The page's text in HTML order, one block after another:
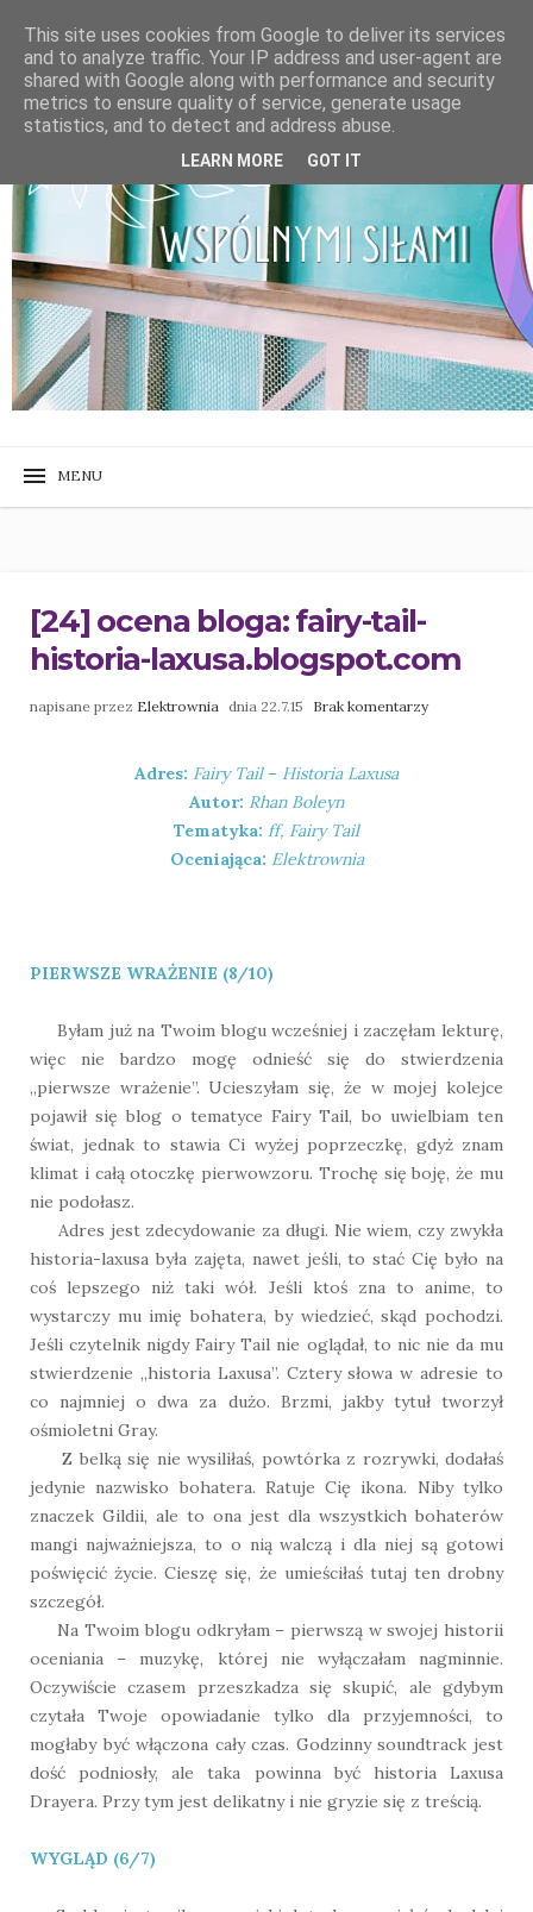
[24] ocena bloga: fairy-tail-
historia-laxusa.blogspot.com
napisane przez Elektrownia dnia 22.7.15 Brak komentarzy
Adres: Fairy Tail – Historia Laxusa
Autor: Rhan Boleyn
Tematyka: ff, Fairy Tail
Oceniająca: Elektrownia
PIERWSZE WRAŻENIE (8/10)
Byłam już na Twoim blogu wcześniej i zaczęłam lekturę,
więc nie bardzo mogę odnieść się do stwierdzenia
„pierwsze wrażenie”. Ucieszyłam się, że w mojej kolejce
pojawił się blog o tematyce Fairy Tail, bo uwielbiam ten
świat, jednak to stawia Ci wyżej poprzeczkę, gdyż znam
klimat i całą otoczkę pierwowzoru. Trochę się boję, że mu
nie podołasz.
Adres jest zdecydowanie za długi. Nie wiem, czy zwykła
historia-laxusa była zajęta, nawet jeśli, to stać Cię było na
coś lepszego niż taki wół. Jeśli ktoś zna to anime, to
wystarczy mu imię bohatera, by wiedzieć, skąd pochodzi.
Jeśli czytelnik nigdy Fairy Tail nie oglądał, to nic nie da mu
stwierdzenie „historia Laxusa”. Cztery słowa w adresie to
co najmniej o dwa za dużo. Brzmi, jakby tytuł tworzył
ośmioletni Gray.
Z belką się nie wysiliłaś, powtórka z rozrywki, dodałaś
jedynie nazwisko bohatera. Ratuje Cię ikona. Niby tylko
znaczek Gildii, ale to ona jest dla wszystkich bohaterów
mangi najważniejsza, to o nią walczą i dla niej są gotowi
poświęcić życie. Cieszę się, że umieściłaś tutaj ten drobny
szczegół.
Na Twoim blogu odkryłam – pierwszą w swojej historii
oceniania – muzykę, której nie wyłączałam nagminnie.
Oczywiście czasem przeszkadza się skupić, ale gdybym
czytała Twoje opowiadanie tylko dla przyjemności, to
mogłaby być włączona cały czas. Godzinny soundtrack jest
dość podniosły, ale taka powinna być historia Laxusa
Drayera. Przy tym jest delikatny i nie gryzie się z treścią.
WYGLĄD (6/7)
This site uses cookies from Google to deliver its services
and to analyze traffic. Your IP address and user-agent are
shared with Google along with performance and security
metrics to ensure quality of service, generate usage
statistics, and to detect and address abuse.
LEARN MORE GOT IT